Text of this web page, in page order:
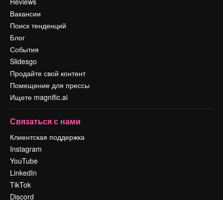
Вакансии
Поиск тенденций
Блог
События
Slidesgo
Продайте свой контент
Помещение для прессы
Ищете magnific.ai
Связаться с нами
Клиентская поддержка
Instagram
YouTube
LinkedIn
TikTok
Discord